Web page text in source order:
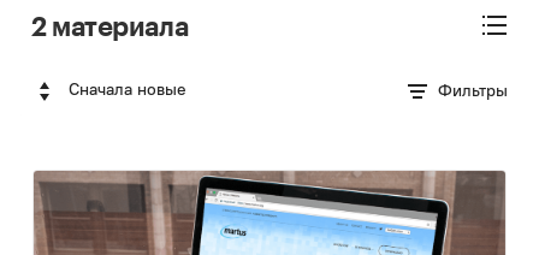
2 материала
Сначала новые Фильтры